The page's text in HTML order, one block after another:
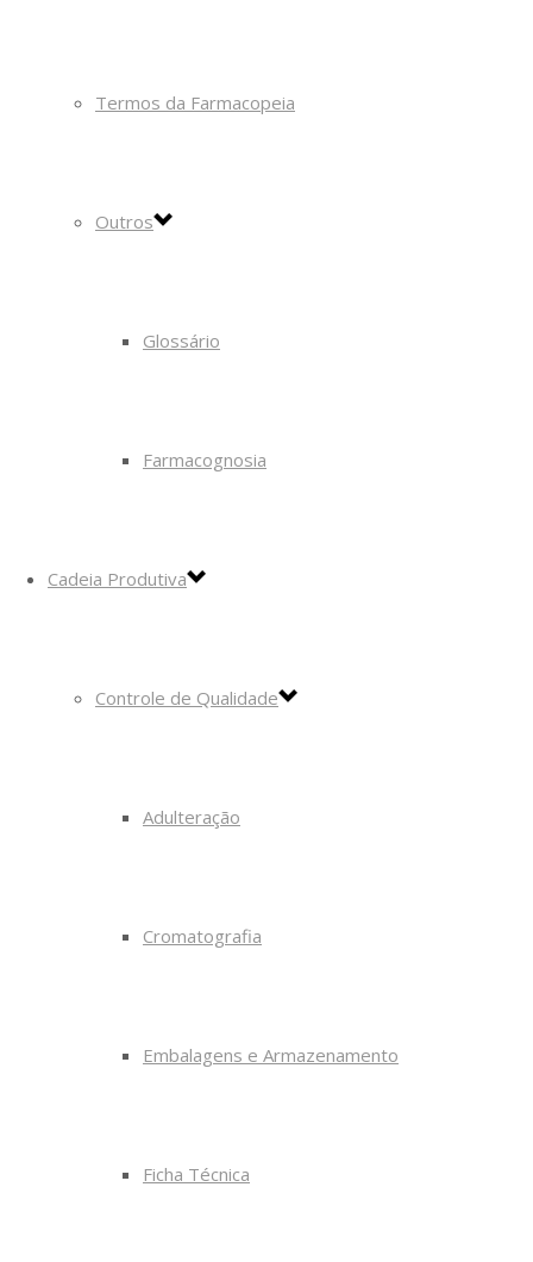
Termos da Farmacopeia
Outros
Glossário
Farmacognosia
Cadeia Produtiva
Controle de Qualidade
Adulteração
Cromatografia
Embalagens e Armazenamento
Ficha Técnica